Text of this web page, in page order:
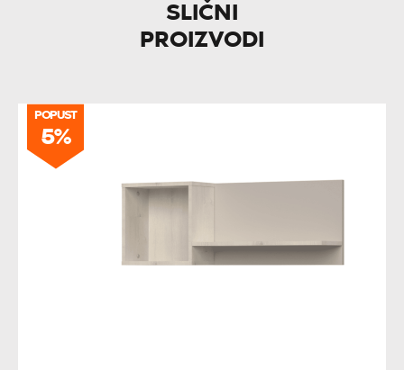
SLIČNI
PROIZVODI
POPUST
5%